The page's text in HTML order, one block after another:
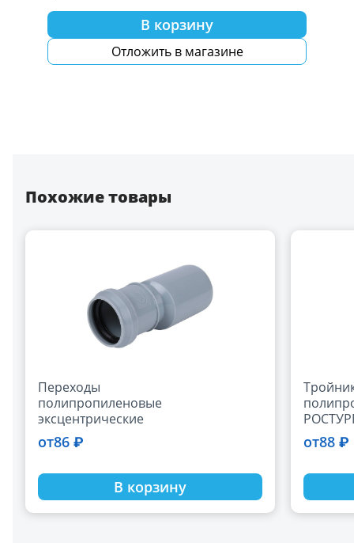
В корзину
Отложить в магазине
Похожие товары
Переходы
полипропиленовые
эксцентрические
D40-110 мм
от86 ₽
В корзину
110 мм
от88 ₽